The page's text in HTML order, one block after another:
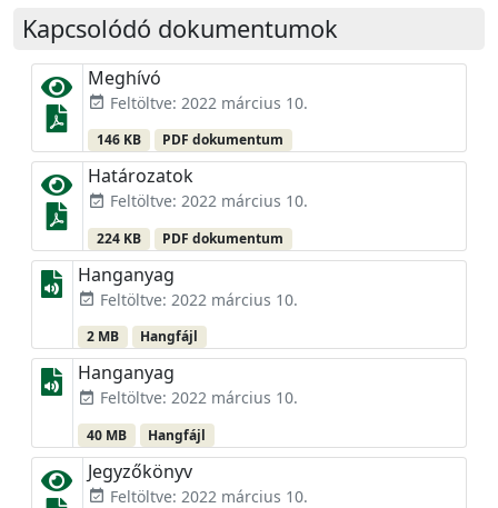
Kapcsolódó dokumentumok
Meghívó
event_available Feltöltve: 2022 március 10.
146 KB PDF dokumentum
Határozatok
event_available Feltöltve: 2022 március 10.
224 KB PDF dokumentum
Hanganyag
event_available Feltöltve: 2022 március 10.
2 MB Hangfájl
Hanganyag
event_available Feltöltve: 2022 március 10.
40 MB Hangfájl
Jegyzőkönyv
event_available Feltöltve: 2022 március 10.